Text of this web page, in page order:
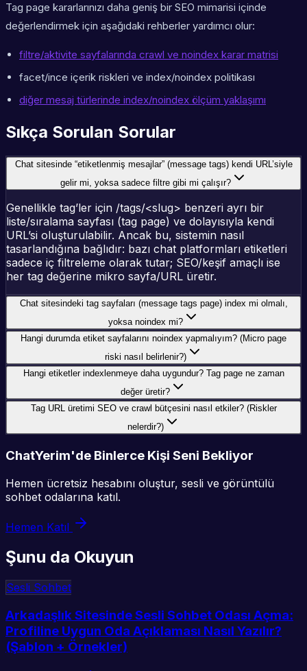
Tag page kararlarınızı daha geniş bir SEO mimarisi içinde
değerlendirmek için aşağıdaki rehberler yardımcı olur:
filtre/aktivite sayfalarında crawl ve noindex karar matrisi
facet/ince içerik riskleri ve index/noindex politikası
diğer mesaj türlerinde index/noindex ölçüm yaklaşımı
Sıkça Sorulan Sorular
Chat sitesinde “etiketlenmiş mesajlar” (message tags) kendi URL’siyle
gelir mi, yoksa sadece filtre gibi mi çalışır?
Genellikle tag’ler için /tags/<slug> benzeri ayrı bir
liste/sıralama sayfası (tag page) ve dolayısıyla kendi
URL’si oluşturulabilir. Ancak bu, sistemin nasıl
tasarlandığına bağlıdır: bazı chat platformları etiketleri
sadece iç filtreleme olarak tutar; SEO/keşif amaçlı ise
her tag değerine mikro sayfa/URL üretir.
Chat sitesindeki tag sayfaları (message tags page) index mi olmalı,
yoksa noindex mi?
Hangi durumda etiket sayfalarını noindex yapmalıyım? (Micro page
riski nasıl belirlenir?)
Hangi etiketler indexlenmeye daha uygundur? Tag page ne zaman
değer üretir?
Tag URL üretimi SEO ve crawl bütçesini nasıl etkiler? (Riskler
nelerdir?)
ChatYerim'de Binlerce Kişi Seni Bekliyor
Hemen ücretsiz hesabını oluştur, sesli ve görüntülü
sohbet odalarına katıl.
Hemen Katıl
Şunu da Okuyun
Sesli Sohbet
Arkadaşlık Sitesinde Sesli Sohbet Odası Açma:
Profiline Uygun Oda Açıklaması Nasıl Yazılır?
(Şablon + Örnekler)